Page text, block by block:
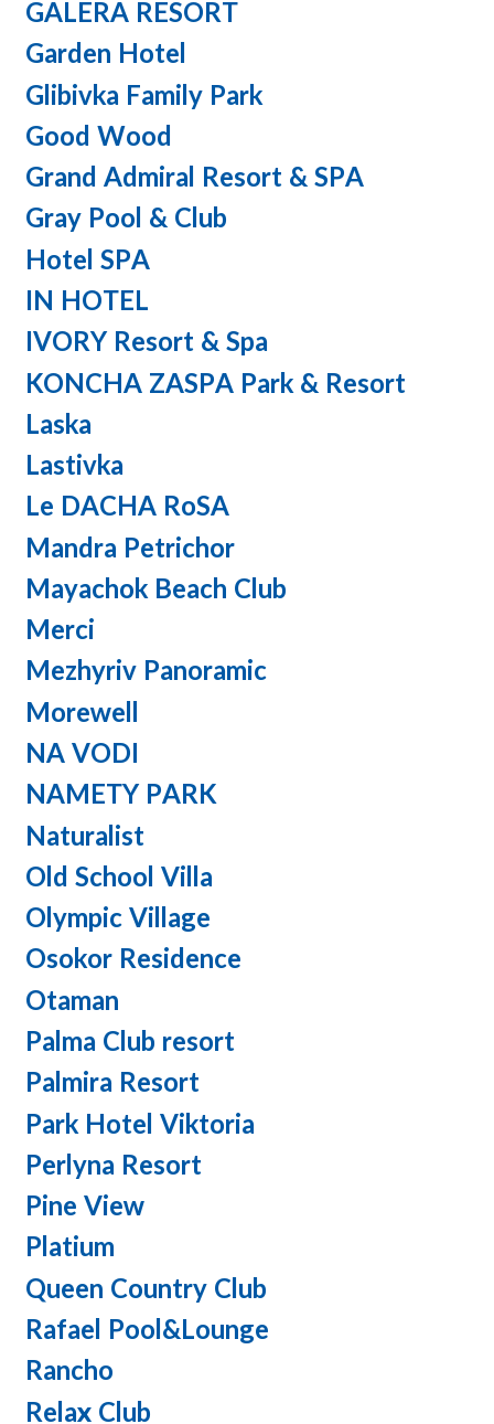
GALERA RESORT
Garden Hotel
Glibivka Family Park
Good Wood
Grand Admiral Resort & SPA
Gray Pool & Club
Hotel SPA
IN HOTEL
IVORY Resort & Spa
KONCHA ZASPA Park & Resort
Laska
Lastivka
Le DACHA RoSA
Mandra Petrichor
Mayachok Beach Club
Merci
Mezhyriv Panoramic
Morewell
NA VODI
NAMETY PARK
Naturalist
Old School Villa
Olympic Village
Osokor Residence
Otaman
Palma Club resort
Palmira Resort
Park Hotel Viktoria
Perlyna Resort
Pine View
Platium
Queen Country Club
Rafael Pool&Lounge
Rancho
Relax Club